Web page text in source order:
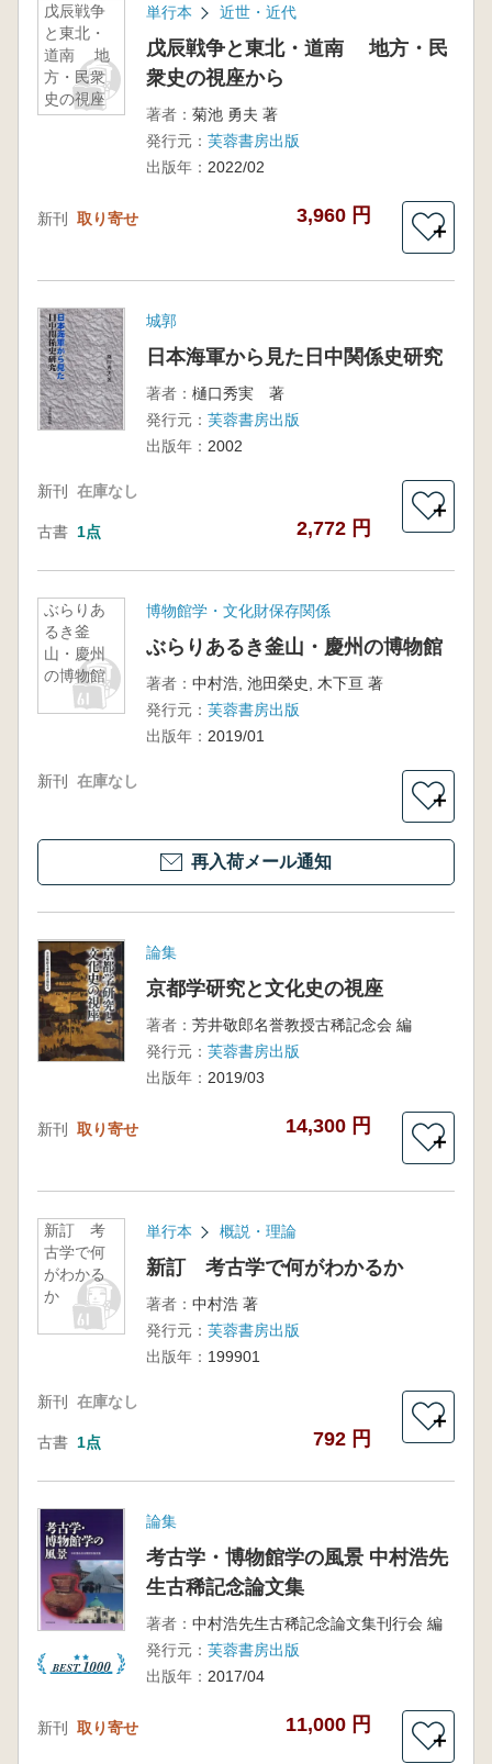
戊辰戦争
と東北・
道南 地
方・民衆
史の視座
から
単行本 近世・近代
戊辰戦争と東北・道南 地方・民
衆史の視座から
著者： 菊池 勇夫 著
発行元： 芙蓉書房出版
出版年： 2022/02
新刊 取り寄せ 3,960 円
＋
城郭
日本海軍から見た日中関係史研究
著者： 樋口秀実 著
発行元： 芙蓉書房出版
出版年： 2002
新刊 在庫なし
古書 1点 2,772 円
＋
ぶらりあ
るき釜
山・慶州
の博物館
博物館学・文化財保存関係
ぶらりあるき釜山・慶州の博物館
著者： 中村浩, 池田榮史, 木下亘 著
発行元： 芙蓉書房出版
出版年： 2019/01
新刊 在庫なし
＋
再入荷メール通知
論集
京都学研究と文化史の視座
著者： 芳井敬郎名誉教授古稀記念会 編
発行元： 芙蓉書房出版
出版年： 2019/03
新刊 取り寄せ 14,300 円
＋
新訂 考
古学で何
がわかる
か
単行本 概説・理論
新訂 考古学で何がわかるか
著者： 中村浩 著
発行元： 芙蓉書房出版
出版年： 199901
新刊 在庫なし
古書 1点 792 円
＋
論集
考古学・博物館学の風景 中村浩先
生古稀記念論文集
著者： 中村浩先生古稀記念論文集刊行会 編
発行元： 芙蓉書房出版
出版年： 2017/04
新刊 取り寄せ 11,000 円
＋